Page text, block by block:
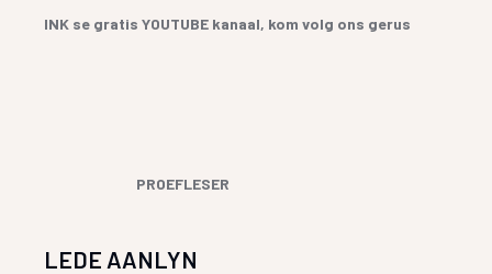
INK se gratis YOUTUBE kanaal, kom volg ons gerus
PROEFLESER
LEDE AANLYN